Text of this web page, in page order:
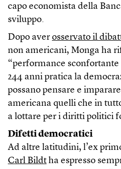
capo economista della
sviluppo.
Dopo aver osservato il
non americani, Monga ha
“performance sconfortante
244 anni pratica la
possano pensare e
americana quelli che in
a lottare per i diritti politici
Difetti democratici
Ad altre latitudini, l’ex
Carl Bildt ha espresso